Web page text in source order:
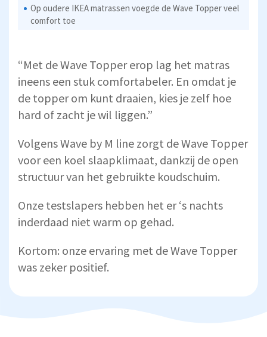
Op oudere IKEA matrassen voegde de Wave Topper veel
comfort toe
“Met de Wave Topper erop lag het matras
ineens een stuk comfortabeler. En omdat je
de topper om kunt draaien, kies je zelf hoe
hard of zacht je wil liggen.”
Volgens Wave by M line zorgt de Wave Topper
voor een koel slaapklimaat, dankzij de open
structuur van het gebruikte koudschuim.
Onze testslapers hebben het er ‘s nachts
inderdaad niet warm op gehad.
Kortom: onze ervaring met de Wave Topper
was zeker positief.